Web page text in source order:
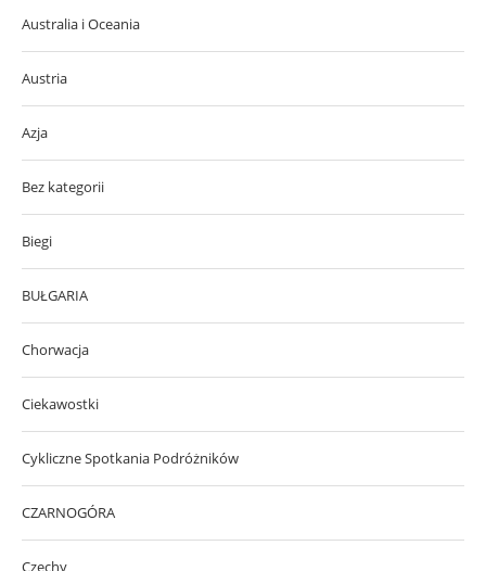
Australia i Oceania
Austria
Azja
Bez kategorii
Biegi
BUŁGARIA
Chorwacja
Ciekawostki
Cykliczne Spotkania Podróżników
CZARNOGÓRA
Czechy